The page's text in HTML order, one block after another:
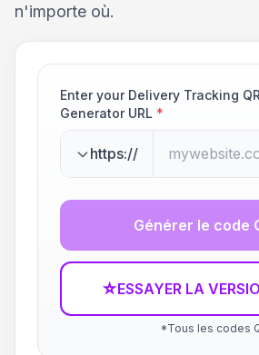
n'importe où.
Enter your Delivery Tracking
Generator URL *
https://
Générer le code
☆ESSAYER LA
*Tous les codes